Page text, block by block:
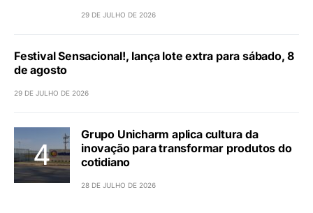
29 DE JULHO DE 2026
Festival Sensacional!, lança lote extra para sábado, 8
de agosto
29 DE JULHO DE 2026
Grupo Unicharm aplica cultura da
inovação para transformar produtos do
cotidiano
28 DE JULHO DE 2026